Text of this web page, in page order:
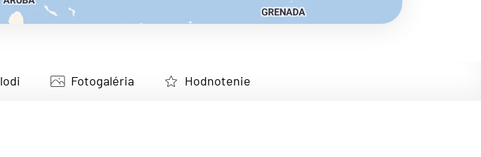
Fotogaléria Hodnotenie